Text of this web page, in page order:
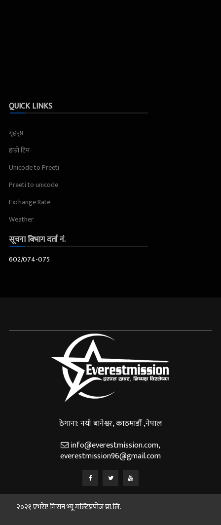
QUICK LINKS
गृहपृष्ठ
हाम्रो टिम
Unicode to Preeti
Preeti to unicode
Exchange Rate
Weather
सूचना बिभाग दर्ता नं.
602/074-075
ठेगाना: नयाँ बानेश्वर, काठमाडौँ ,नेपाल
info@everestmission.com,
everestmission96@gmail.com
२०२१ एभरेष्ट मिसन भ्यू मल्टिप्रपोज प्रा.लि.